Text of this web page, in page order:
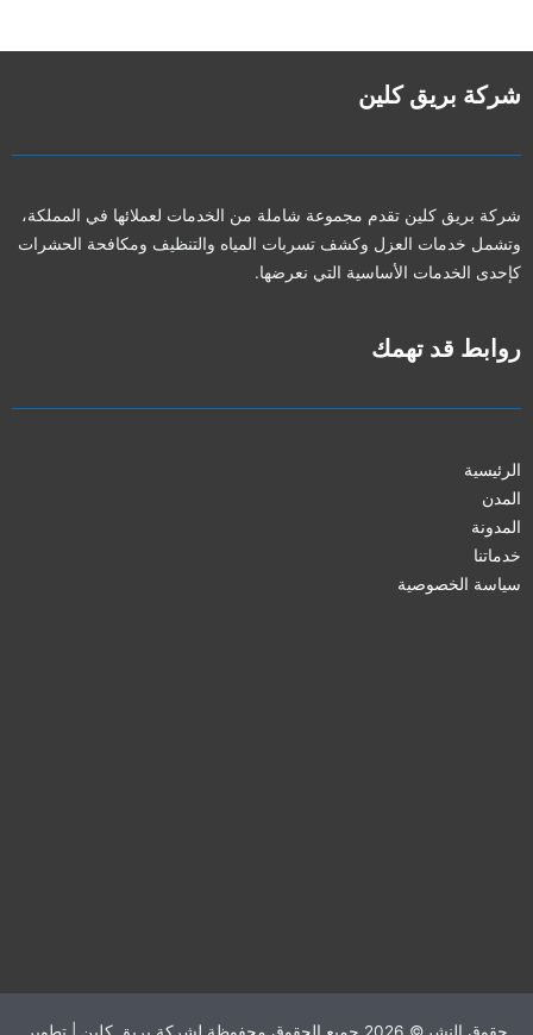
شركة بريق كلين
شركة بريق كلين تقدم مجموعة شاملة من الخدمات لعملائها في المملكة،
وتشمل خدمات العزل وكشف تسربات المياه والتنظيف ومكافحة الحشرات
كإحدى الخدمات الأساسية التي نعرضها.
روابط قد تهمك
الرئيسية
المدن
المدونة
خدماتنا
سياسة الخصوصية
حقوق النشر© 2026 جميع الحقوق محفوظة لشركة بريق كلين | تطوير